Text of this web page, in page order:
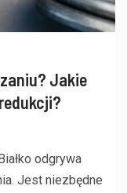
Jakie
odgrywa
Jest niezbędne